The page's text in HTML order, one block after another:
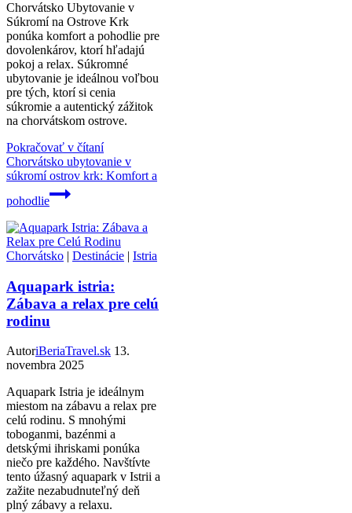
Chorvátsko Ubytovanie v
Súkromí na Ostrove Krk
ponúka komfort a pohodlie pre
dovolenkárov, ktorí hľadajú
pokoj a relax. Súkromné
ubytovanie je ideálnou voľbou
pre tých, ktorí si cenia
súkromie a autentický zážitok
na chorvátskom ostrove.
Pokračovať v čítaní
Chorvátsko ubytovanie v
súkromí ostrov krk: Komfort a
pohodlie
Chorvátsko | Destinácie | Istria
Aquapark istria:
Zábava a relax pre celú
rodinu
AutoriBeriaTravel.sk 13.
novembra 2025
Aquapark Istria je ideálnym
miestom na zábavu a relax pre
celú rodinu. S mnohými
toboganmi, bazénmi a
detskými ihriskami ponúka
niečo pre každého. Navštívte
tento úžasný aquapark v Istrii a
zažite nezabudnuteľný deň
plný zábavy a relaxu.